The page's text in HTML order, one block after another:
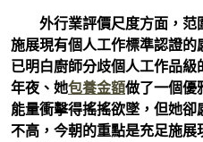
外行業評價尺度方面，范
施展現有個人工作標準認證
已明白廚師分歧個人工作品
年夜、她包養金額做了一個優
能量衝擊得搖搖欲墜，但她
不高，今朝的重點是充足施